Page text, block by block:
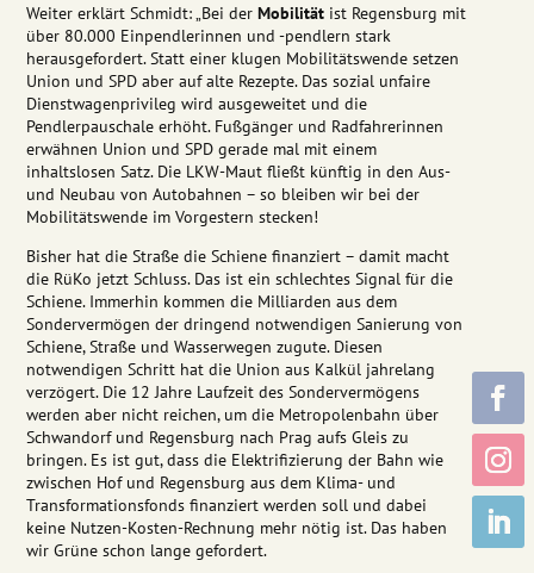
Weiter erklärt Schmidt: „Bei derMobilität ist Regensburg mit
über 80.000 Einpendlerinnen und -pendlern stark
herausgefordert. Statt einer klugen Mobilitätswende setzen
Union und SPD aber auf alte Rezepte. Das sozial unfaire
Dienstwagenprivileg wird ausgeweitet und die
Pendlerpauschale erhöht. Fußgänger und Radfahrerinnen
erwähnen Union und SPD gerade mal mit einem
inhaltslosen Satz. Die LKW-Maut fließt künftig in den Aus-
und Neubau von Autobahnen – so bleiben wir bei der
Mobilitätswende im Vorgestern stecken!
Bisher hat die Straße die Schiene finanziert – damit macht
die RüKo jetzt Schluss. Das ist ein schlechtes Signal für die
Schiene. Immerhin kommen die Milliarden aus dem
Sondervermögen der dringend notwendigen Sanierung von
Schiene, Straße und Wasserwegen zugute. Diesen
notwendigen Schritt hat die Union aus Kalkül jahrelang
verzögert. Die 12 Jahre Laufzeit des Sondervermögens
werden aber nicht reichen, um die Metropolenbahn über
Schwandorf und Regensburg nach Prag aufs Gleis zu
bringen. Es ist gut, dass die Elektrifizierung der Bahn wie
zwischen Hof und Regensburg aus dem Klima- und
Transformationsfonds finanziert werden soll und dabei
keine Nutzen-Kosten-Rechnung mehr nötig ist. Das haben
wir Grüne schon lange gefordert.